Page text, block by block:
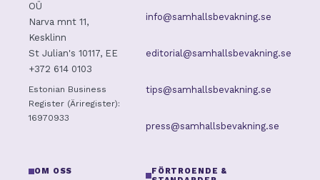
OÜ
Narva mnt 11,
Kesklinn
St Julian's 10117, EE
+372 614 0103
Estonian Business
Register (Äriregister):
16970933
info@samhallsbevakning.se
editorial@samhallsbevakning.se
tips@samhallsbevakning.se
press@samhallsbevakning.se
OM OSS
FÖRTROENDE &